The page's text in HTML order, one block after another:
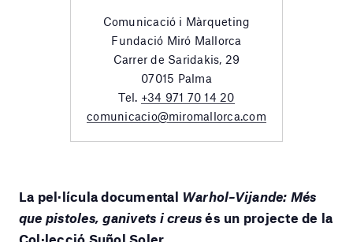
Comunicació i Màrqueting
Fundació Miró Mallorca
Carrer de Saridakis, 29
07015 Palma
Tel. +34 971 70 14 20
comunicacio@miromallorca.com
La pel·lícula documental Warhol–Vijande: Més
que pistoles, ganivets i creus és un projecte de la
Col·lecció Suñol Soler.